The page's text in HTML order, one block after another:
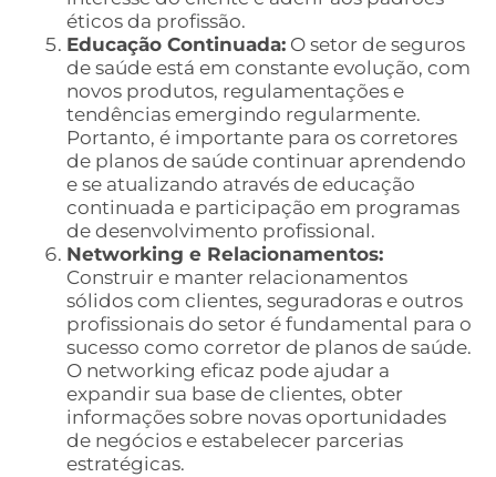
éticos da profissão.
Educação Continuada: O setor de seguros
de saúde está em constante evolução, com
novos produtos, regulamentações e
tendências emergindo regularmente.
Portanto, é importante para os corretores
de planos de saúde continuar aprendendo
e se atualizando através de educação
continuada e participação em programas
de desenvolvimento profissional.
Networking e Relacionamentos:
Construir e manter relacionamentos
sólidos com clientes, seguradoras e outros
profissionais do setor é fundamental para o
sucesso como corretor de planos de saúde.
O networking eficaz pode ajudar a
expandir sua base de clientes, obter
informações sobre novas oportunidades
de negócios e estabelecer parcerias
estratégicas.